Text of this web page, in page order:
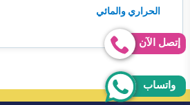
الحراري والمائي
إتصل الآن
واتساب